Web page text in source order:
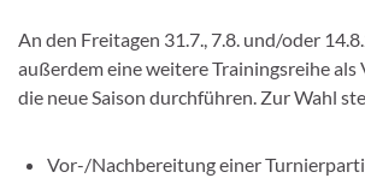
An den Freitagen 31.7., 7.8. und/oder
außerdem eine weitere Trainingsreihe
die neue Saison durchführen. Zur Wahl
Vor-/Nachbereitung einer